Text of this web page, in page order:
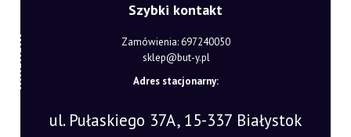
Szybki kontakt
Zamówienia: 697240050
sklep@but-y.pl
Adres stacjonarny:
ul. Pułaskiego 37A, 15-337 Białystok